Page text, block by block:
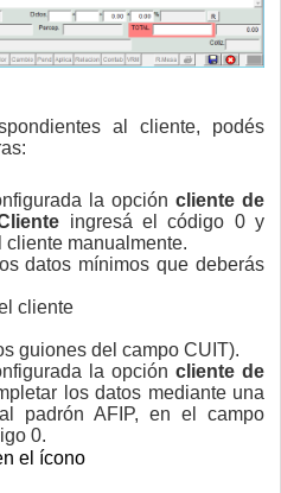
al cliente, podés
la opción cliente de
ingresá el código 0 y
manualmente.
datos mínimos que deberás
cliente
guiones del campo CUIT).
la opción cliente de
los datos mediante una
padrón AFIP, en el campo
0.
el ícono